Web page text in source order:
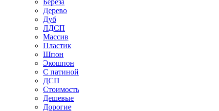
Береза
Дерево
Дуб
ЛДСП
Массив
Пластик
Шпон
Экошпон
С патиной
ДСП
Стоимость
Дешевые
Дорогие